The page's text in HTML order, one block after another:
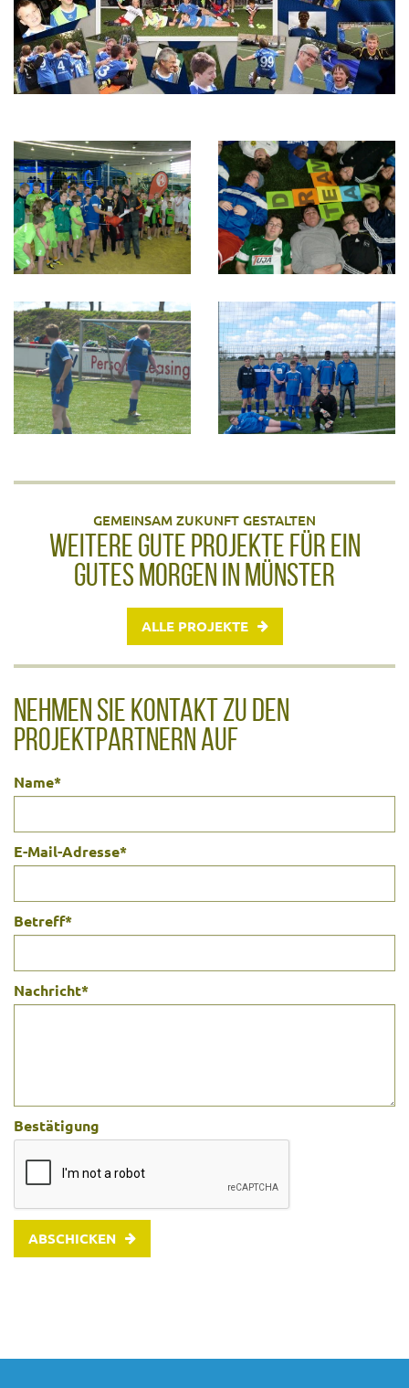
GEMEINSAM ZUKUNFT GESTALTEN
WEITERE GUTE PROJEKTE FÜR EIN
GUTES MORGEN IN MÜNSTER
ALLE PROJEKTE
NEHMEN SIE KONTAKT ZU DEN
PROJEKTPARTNERN AUF
Name*
E-Mail-Adresse*
Betreff*
Nachricht*
Bestätigung
ABSCHICKEN